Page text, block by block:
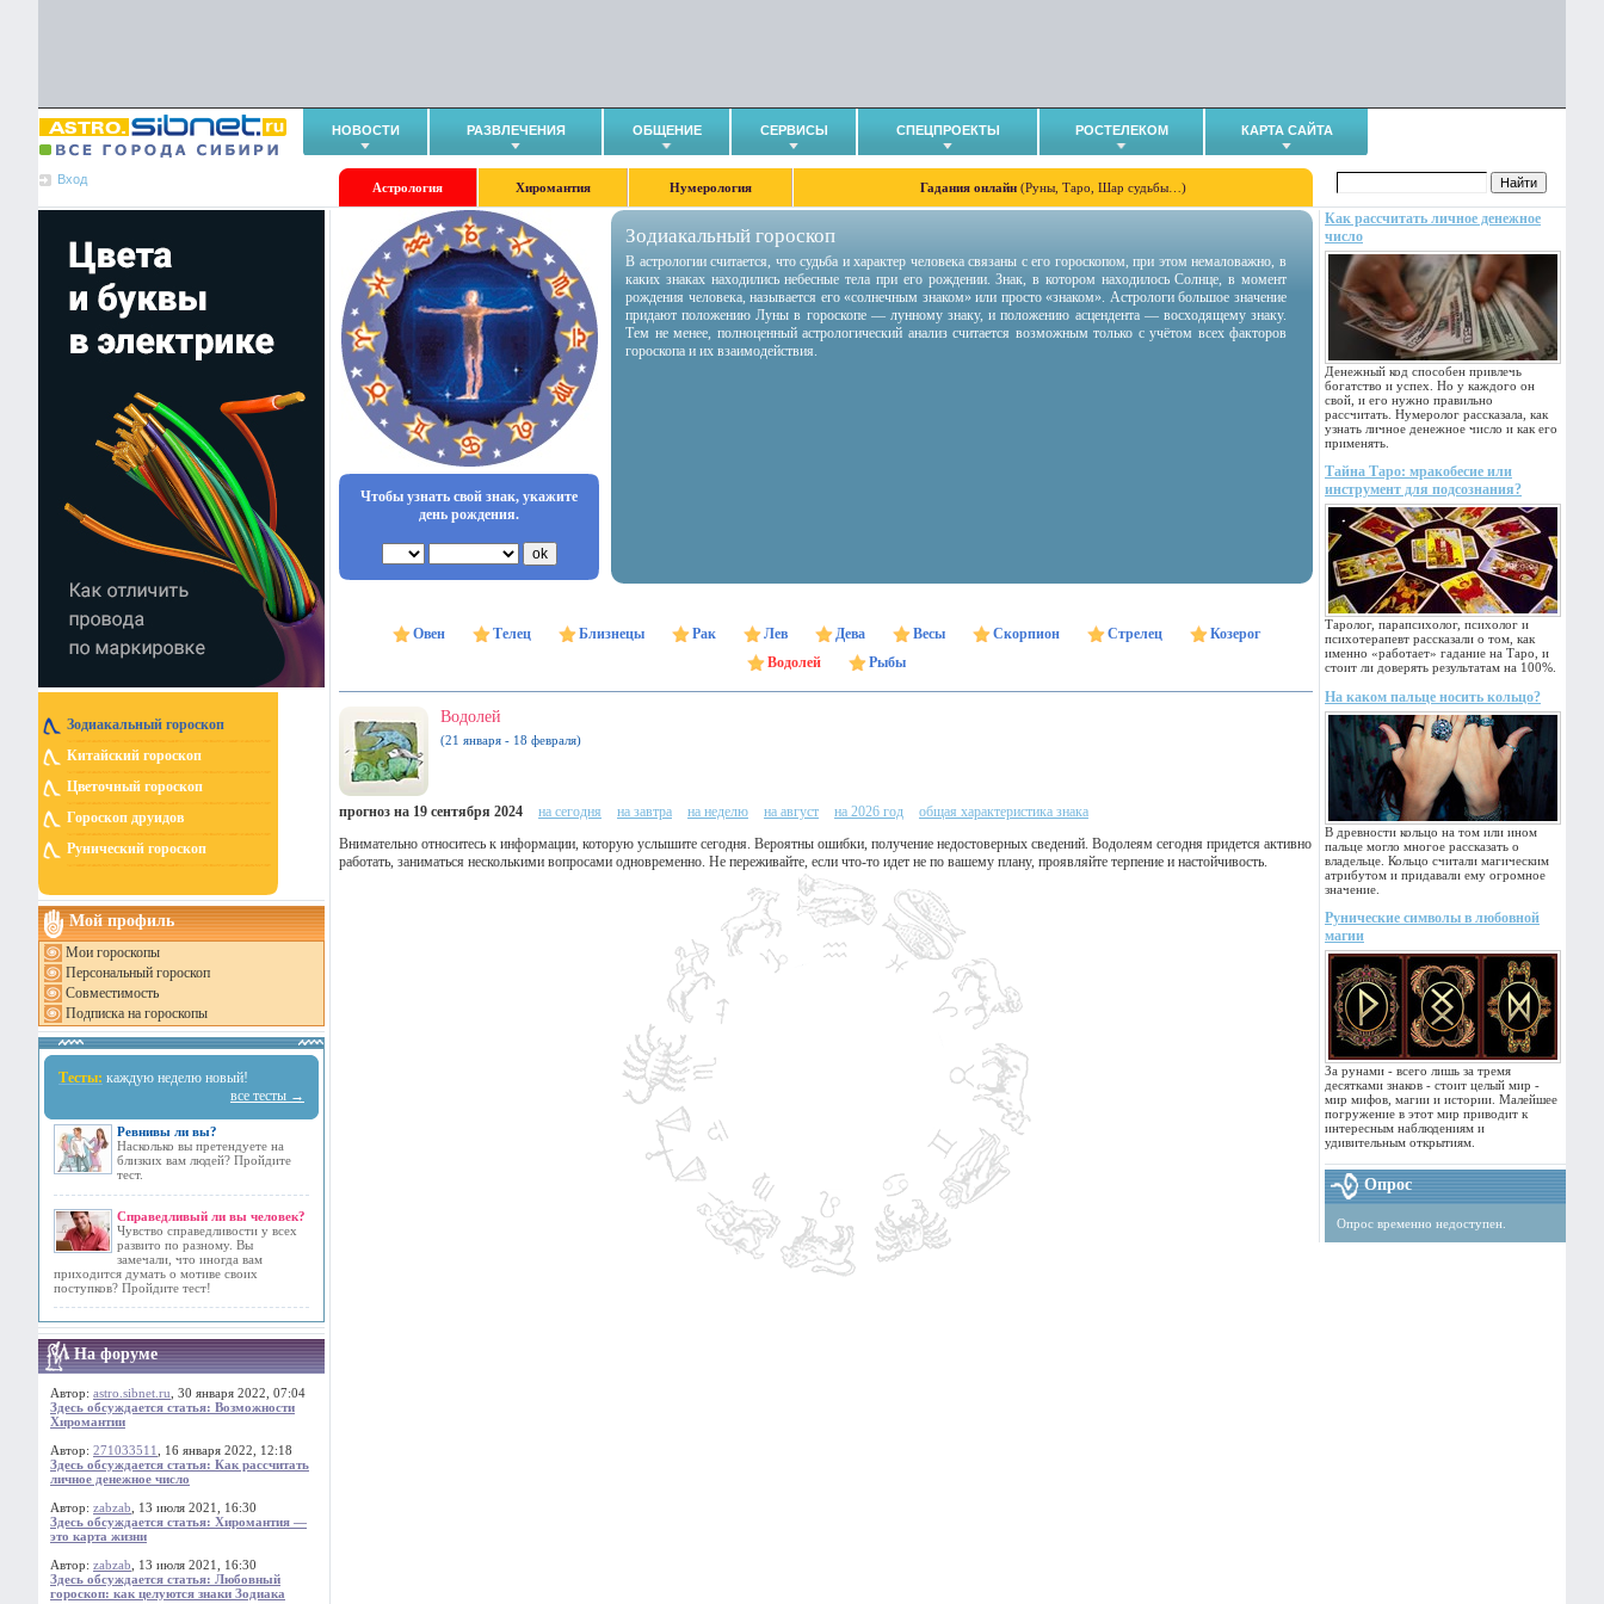
НОВОСТИ РАЗВЛЕЧЕНИЯ ОБЩЕНИЕ СЕРВИСЫ СПЕЦПРОЕКТЫ РОСТЕЛЕКОМ КАРТА САЙТА
Вход
Астрология Хиромантия Нумерология Гадания онлайн (Руны, Таро, Шар судьбы…)
Зодиакальный гороскоп
Китайский гороскоп
Цветочный гороскоп
Гороскоп друидов
Рунический гороскоп
Мой профиль
Мои гороскопы
Персональный гороскоп
Совместимость
Подписка на гороскопы
Тесты: каждую неделю новый!
все тесты →
Ревнивы ли вы?
Насколько вы претендуете на
близких вам людей? Пройдите
тест.
Справедливый ли вы человек?
Чувство справедливости у всех
развито по разному. Вы
замечали, что иногда вам
приходится думать о мотиве своих
поступков? Пройдите тест!
На форуме
Автор: astro.sibnet.ru , 30 января 2022, 07:04
Здесь обсуждается статья: Возможности
Хиромантии
Автор: 271033511
, 16 января 2022, 12:18
Здесь обсуждается статья: Как рассчитать
личное денежное число
Автор: zabzab , 13 июля 2021, 16:30
Здесь обсуждается статья: Хиромантия —
это карта жизни
Автор: zabzab , 13 июля 2021, 16:30
Здесь обсуждается статья: Любовный
гороскоп: как целуются знаки Зодиака
Как рассчитать личное денежное
число
Денежный код способен привлечь
богатство и успех. Но у каждого он
свой, и его нужно правильно
рассчитать. Нумеролог рассказала, как
узнать личное денежное число и как его
применять.
Тайна Таро: мракобесие или
инструмент для подсознания?
Таролог, парапсихолог, психолог и
психотерапевт рассказали о том, как
именно «работает» гадание на Таро, и
стоит ли доверять результатам на 100%.
На каком пальце носить кольцо?
В древности кольцо на том или ином
пальце могло многое рассказать о
владельце. Кольцо считали магическим
атрибутом и придавали ему огромное
значение.
Рунические символы в любовной
магии
За рунами - всего лишь за тремя
десятками знаков - стоит целый мир -
мир мифов, магии и истории. Малейшее
погружение в этот мир приводит к
интересным наблюдениям и
удивительным открытиям.
Опрос
Опрос временно недоступен.
Чтобы узнать свой знак, укажите
день рождения.
Зодиакальный гороскоп
В астрологии считается, что судьба и характер человека связаны с его гороскопом, при этом немаловажно, в
каких знаках находились небесные тела при его рождении. Знак, в котором находилось Солнце, в момент
рождения человека, называется его «солнечным знаком» или просто «знаком». Астрологи большое значение
придают положению Луны в гороскопе — лунному знаку, и положению асцендента — восходящему знаку.
Тем не менее, полноценный астрологический анализ считается возможным только с учётом всех факторов
гороскопа и их взаимодействия.
Овен Телец Близнецы Рак Лев Дева Весы Скорпион Стрелец
Козерог
Водолей
Рыбы
Водолей
(21 января - 18 февраля)
прогноз на 19 сентября 2024 на сегодня на завтра на неделю на август на 2026 год
общая характеристика знака
Внимательно относитесь к информации, которую услышите сегодня. Вероятны ошибки, получение недостоверных сведений. Водолеям сегодня придется активно
работать, заниматься несколькими вопросами одновременно. Не переживайте, если что-то идет не по вашему плану, проявляйте терпение и настойчивость.